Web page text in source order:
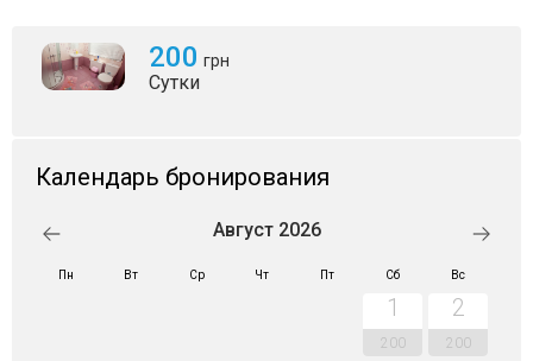
200 грн
Сутки
Календарь бронирования
Август 2026
Пн Вт Ср Чт Пт Сб Вс
1
200
2
200